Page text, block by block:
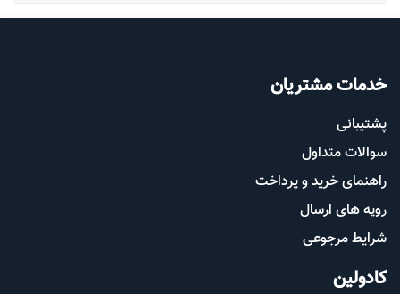
خدمات مشتریان
پشتیب​​انی
سوالات متداول
راهنمای خرید و پرداخت
رویه های ارسال
شرایط مرجوعی
کادولین